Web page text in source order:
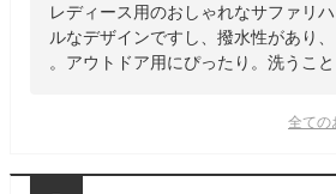
レディース用のおしゃれなサファリ
ルなデザインですし、撥水性があり
。アウトドア用にぴったり。洗うこと
全ての